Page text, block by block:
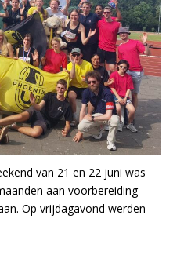
van 21 en 22 juni was
aan voorbereiding
Op vrijdagavond werden